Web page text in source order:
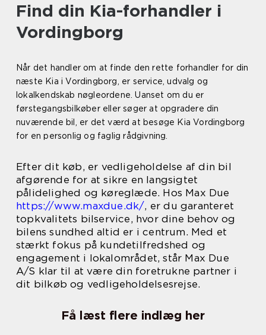
Find din Kia-forhandler i
Vordingborg
Når det handler om at finde den rette forhandler for din
næste Kia i Vordingborg, er service, udvalg og
lokalkendskab nøgleordene. Uanset om du er
førstegangsbilkøber eller søger at opgradere din
nuværende bil, er det værd at besøge Kia Vordingborg
for en personlig og faglig rådgivning.
Efter dit køb, er vedligeholdelse af din bil
afgørende for at sikre en langsigtet
pålidelighed og køreglæde. Hos Max Due
https://www.maxdue.dk/, er du garanteret
topkvalitets bilservice, hvor dine behov og
bilens sundhed altid er i centrum. Med et
stærkt fokus på kundetilfredshed og
engagement i lokalområdet, står Max Due
A/S klar til at være din foretrukne partner i
dit bilkøb og vedligeholdelsesrejse.
Få læst flere indlæg her